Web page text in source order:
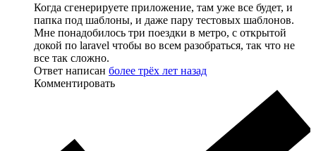
Когда сгенерируете приложение, там уже все будет, и
папка под шаблоны, и даже пару тестовых шаблонов.
Мне понадобилось три поездки в метро, с открытой
докой по laravel чтобы во всем разобраться, так что не
все так сложно.
Ответ написан более трёх лет назад
Комментировать